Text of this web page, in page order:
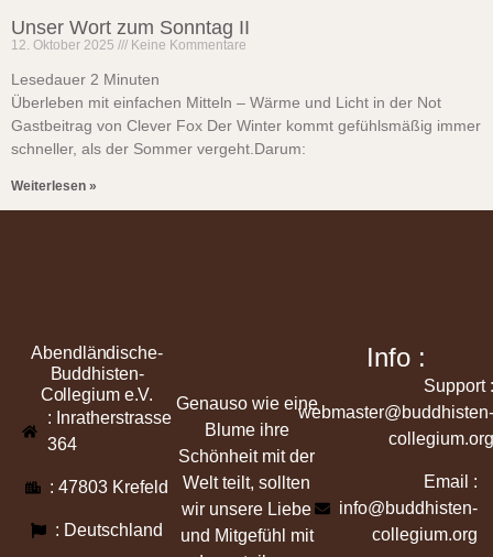
Unser Wort zum Sonntag II
12. Oktober 2025 Keine Kommentare
Lesedauer 2 Minuten
Überleben mit einfachen Mitteln – Wärme und Licht in der Not
Gastbeitrag von Clever Fox Der Winter kommt gefühlsmäßig immer
schneller, als der Sommer vergeht.Darum:
Weiterlesen »
Abendländische-
Buddhisten-
Collegium e.V.
: Inratherstrasse
364
: 47803 Krefeld
: Deutschland
Genauso wie eine
Blume ihre
Schönheit mit der
Welt teilt, sollten
wir unsere Liebe
und Mitgefühl mit
Info :
Support :
webmaster@buddhisten-
collegium.org
Email :
info@buddhisten-
collegium.org